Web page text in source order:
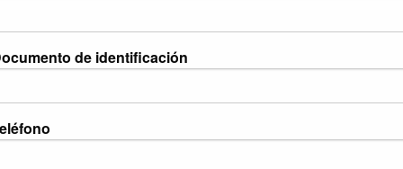
de identificación